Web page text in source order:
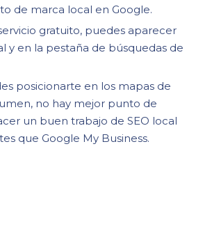
de marca local en Google.
gratuito, puedes aparecer
y en la pestaña de búsquedas de
posicionarte en los mapas de
no hay mejor punto de
un buen trabajo de SEO local
que Google My Business.